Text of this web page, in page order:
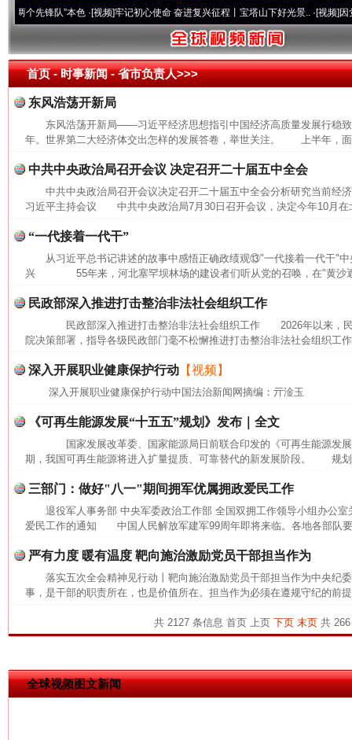
先锋队”本色·[视频]牢记初心使命 奋进复兴征程丨宝塔山下好光景..·[视频]因党而生
首页- 时事新闻 -省市负责人>>>
东风浩荡开新局
东风浩荡开新局——习近平经济思想指引中国经济高质量发展行
年。世界第二大经济体交出怎样的发展答卷，举世关注。 上半年，
中共中央政治局召开会议 决定召开二十届五中全会
中共中央政治局召开会议决定召开二十届五中全会分析研究当前经
习近平主持会议 中共中央政治局7月30日召开会议，决定今年10月在
“一代接着一代干”
从习近平总书记讲述的故事中感悟正确政绩观⑬"一代接着一代干"
兴 55年来，河北塞罕坝林场的建设者们听从党的召唤，在"黄沙遮
民政部深入推进打击整治非法社会组织工作
民政部深入推进打击整治非法社会组织工作 2026年以来，民
院决策部署，指导各级民政部门毫不松懈推进打击整治非法社会组织工
深入开展职业健康保护行动 【视频】
深入开展职业健康保护行动中国法治新闻网摘编：亓淦玉
《可再生能源发展“十五五”规划》发布｜全文
国家发展改革委、国家能源局日前联合印发的《可再生能源发
期，我国可再生能源将进入扩量提质、可靠替代的新发展阶段。 规
三部门：做好"八一"期间拥军优属拥政爱民工作
退役军人事务部 中央军委政治工作部 全国双拥工作领导小组办公
爱民工作的通知 中国人民解放军建军99周年即将来临。各地各部队
严有力度 暖有温度 靶向施治激励党员干部担当作为
落实五次全会精神见行动丨靶向施治激励党员干部担当作为中央
事，是干部的职责所在，也是价值所在。担当作为必须在遵规守纪的前
共 2127 条信息 首页 上页 下页 末页共 266
全球视频图文新闻
网上购药对药下症？